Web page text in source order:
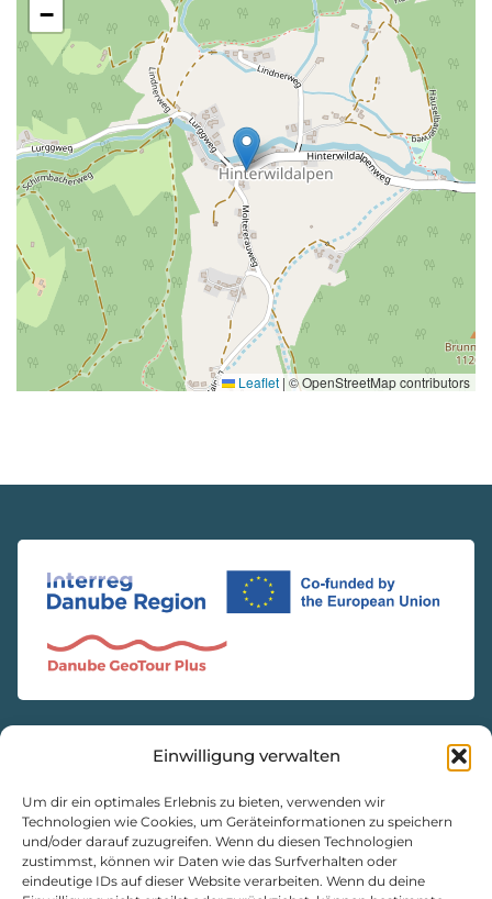
Einwilligung verwalten
Um dir ein optimales Erlebnis zu bieten, verwenden wir
Technologien wie Cookies, um Geräteinformationen zu speichern
und/oder darauf zuzugreifen. Wenn du diesen Technologien
zustimmst, können wir Daten wie das Surfverhalten oder
eindeutige IDs auf dieser Website verarbeiten. Wenn du deine
−
Leaflet | © OpenStreetMap contributors
Natur- und Geopark Steirische Eisenwurzen GmbH
8933 St. Gallen, Markt 35
+43 3632 7714